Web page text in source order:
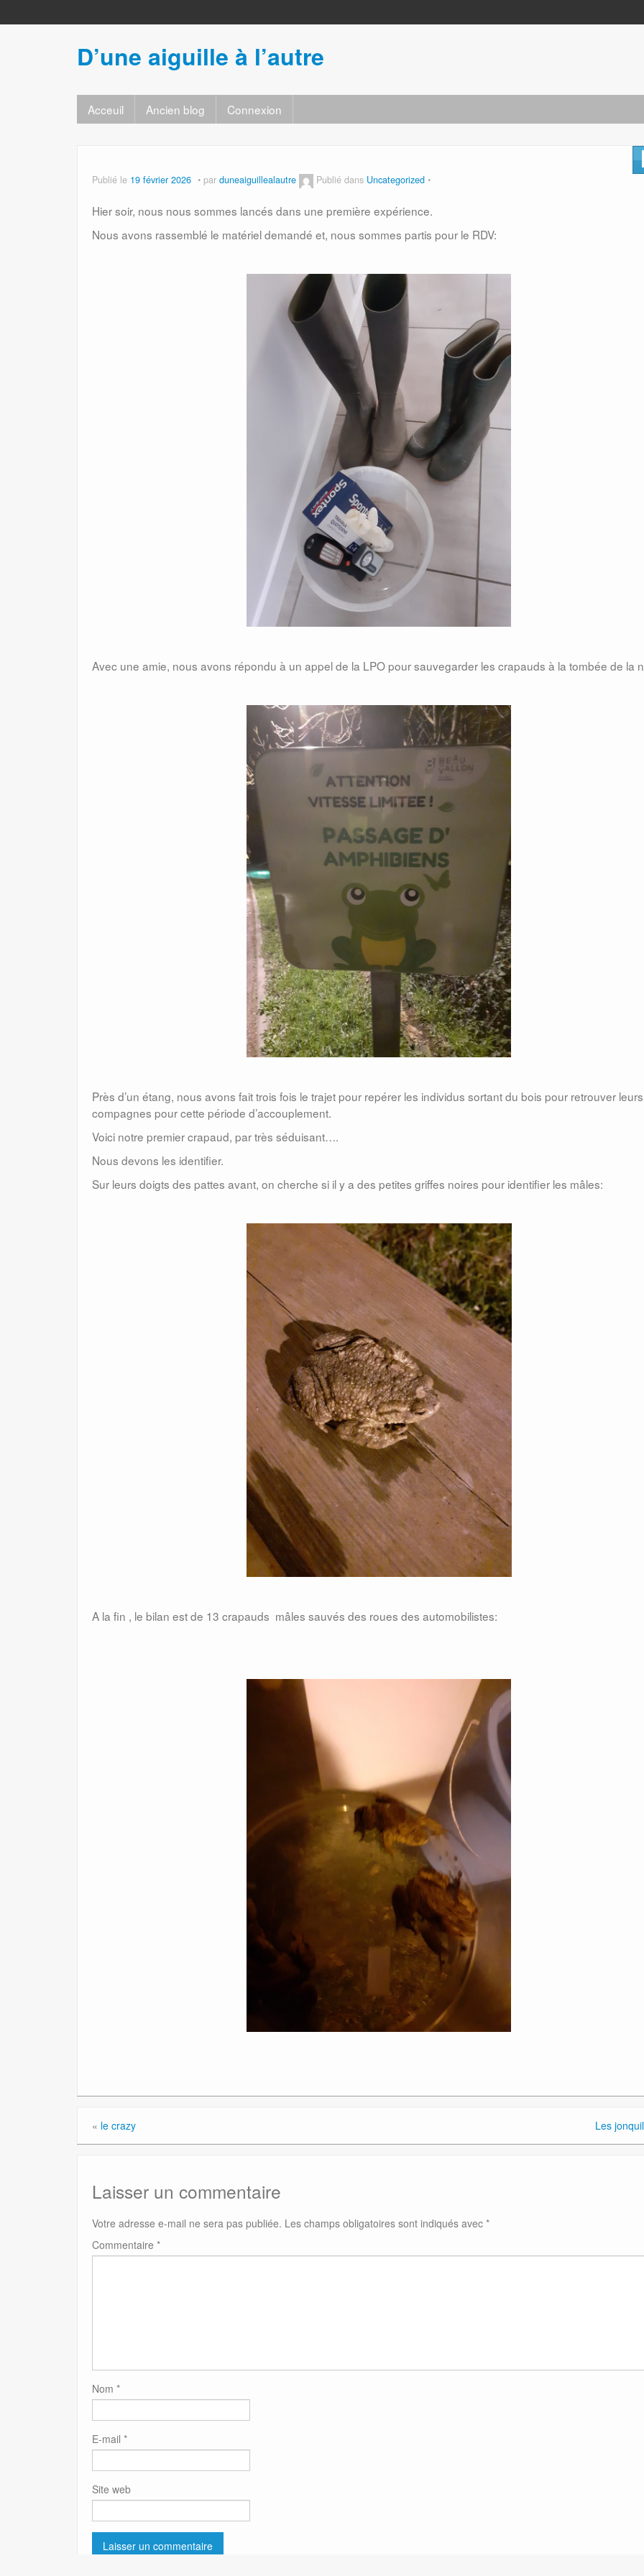
D’une aiguille à l’autre
Acceuil Ancien blog Connexion
Publié le 19 février 2026 par duneaiguillealautre Publié dans Uncategorized
Hier soir, nous nous sommes lancés dans une première expérience.
Nous avons rassemblé le matériel demandé et, nous sommes partis pour le RDV:
Avec une amie, nous avons répondu à un appel de la LPO pour sauvegarder les crapauds à la tombée de la
Près d’un étang, nous avons fait trois fois le trajet pour repérer les individus sortant du bois pour retrouver leurs
compagnes pour cette période d’accouplement.
Voici notre premier crapaud, par très séduisant….
Nous devons les identifier.
Sur leurs doigts des pattes avant, on cherche si il y a des petites griffes noires pour identifier les mâles:
A la fin , le bilan est de 13 crapauds mâles sauvés des roues des automobilistes:
« le crazy Les
Laisser un commentaire
Votre adresse e-mail ne sera pas publiée. Les champs obligatoires sont indiqués avec *
Commentaire *
Nom *
E-mail *
Site web